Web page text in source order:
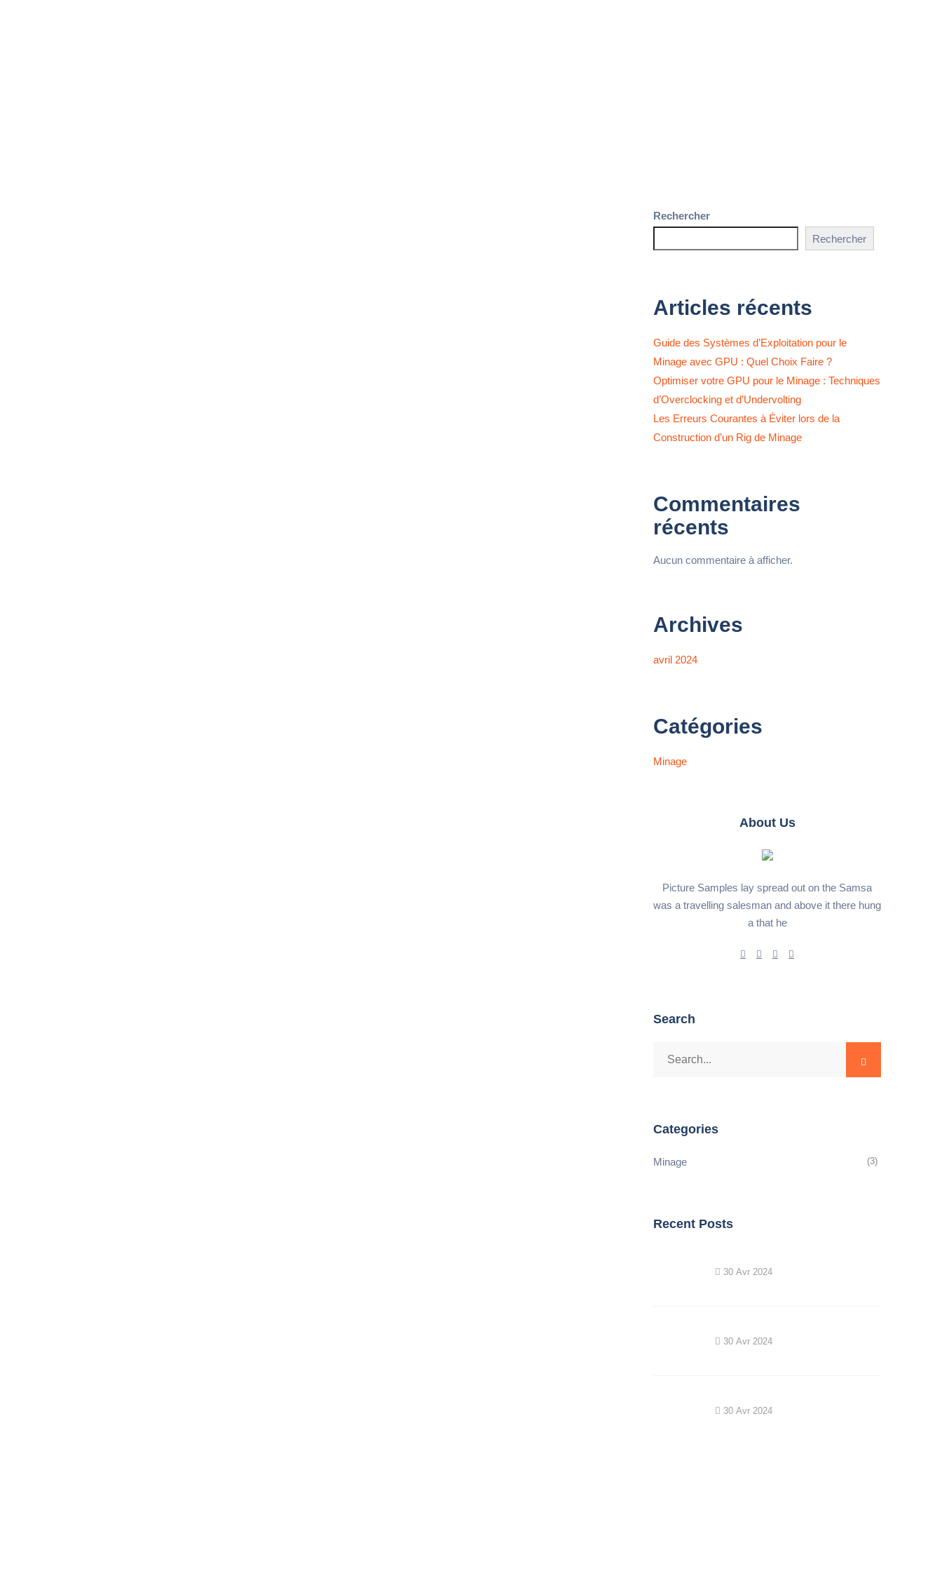
Rechercher
Rechercher
Articles récents
Guide des Systèmes d’Exploitation pour le
Minage avec GPU : Quel Choix Faire ?
Optimiser votre GPU pour le Minage : Techniques
d’Overclocking et d’Undervolting
Les Erreurs Courantes à Éviter lors de la
Construction d’un Rig de Minage
Commentaires
récents
Aucun commentaire à afficher.
Archives
avril 2024
Catégories
Minage
About Us
Picture Samples lay spread out on the Samsa
was a travelling salesman and above it there hung
a that he
Search
Categories
Minage (3)
Recent Posts
30 Avr 2024
30 Avr 2024
30 Avr 2024